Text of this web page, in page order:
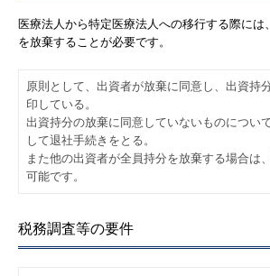
医療法人から特定医療法人への移行する際には
を放棄することが必要です。
原則として、出資者が放棄に同意し、出資持
印している。
出資持分の放棄に同意していないものについ
して退社手続きをとる。
また他の出資者が全員持分を放棄する場合は
可能です。
税務調査等の要件